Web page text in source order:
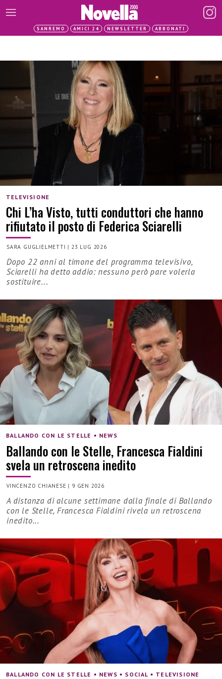
SANREMO AMICI 24 NEWSLETTER ABBONATI
TELEVISIONE
Chi L’ha Visto, tutti conduttori che hanno
rifiutato il posto di Federica Sciarelli
SARA GUGLIELMETTI |23 LUG 2026
Dopo 22 anni al timone del programma televisivo,
Sciarelli ha detto addio: nessuno però pare volerla
sostituire...
BALLANDO CON LE STELLE • NEWS
Ballando con le Stelle, Francesca Fialdini
svela un retroscena inedito
VINCENZO CHIANESE | 9 GEN 2026
A distanza di alcune settimane dalla finale di Ballando
con le Stelle, Francesca Fialdini rivela un retroscena
inedito...
BALLANDO CON LE STELLE • NEWS • SOCIAL • TELEVISIONE